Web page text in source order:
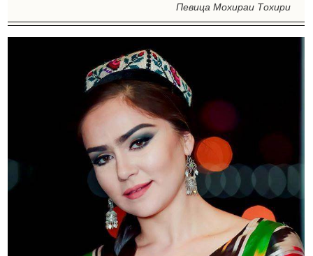
Певица Мохираи Тохири